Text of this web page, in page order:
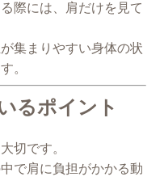
際には、肩だけを見て
集まりやすい身体の状
。
るポイント
切です。
で肩に負担がかかる動